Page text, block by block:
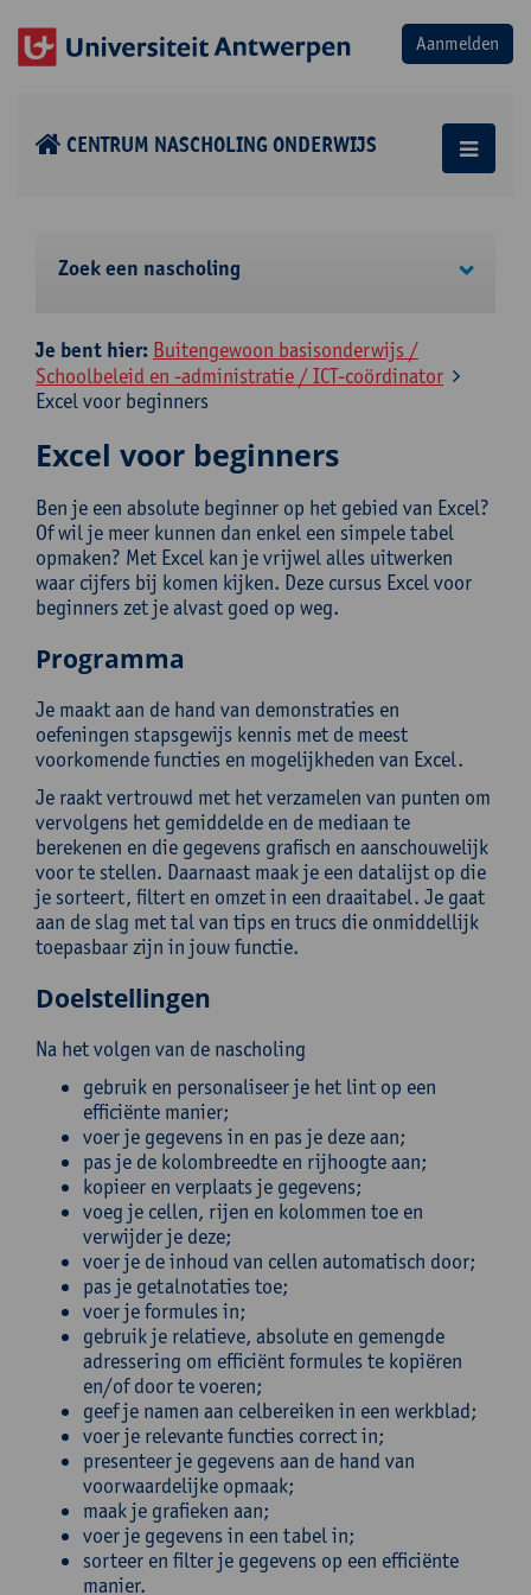
CENTRUM NASCHOLING ONDERWIJS
Zoek een nascholing
Je bent hier: Buitengewoon basisonderwijs /
Schoolbeleid en -administratie / ICT-coördinator
Excel voor beginners
Excel voor beginners
Ben je een absolute beginner op het gebied van Excel?
Of wil je meer kunnen dan enkel een simpele tabel
opmaken? Met Excel kan je vrijwel alles uitwerken
waar cijfers bij komen kijken. Deze cursus Excel voor
beginners zet je alvast goed op weg.
Programma
Je maakt aan de hand van demonstraties en
oefeningen stapsgewijs kennis met de meest
voorkomende functies en mogelijkheden van Excel.
Je raakt vertrouwd met het verzamelen van punten om
vervolgens het gemiddelde en de mediaan te
berekenen en die gegevens grafisch en aanschouwelijk
voor te stellen. Daarnaast maak je een datalijst op die
je sorteert, filtert en omzet in een draaitabel. Je gaat
aan de slag met tal van tips en trucs die onmiddellijk
toepasbaar zijn in jouw functie.
Doelstellingen
Na het volgen van de nascholing
gebruik en personaliseer je het lint op een
efficiënte manier;
voer je gegevens in en pas je deze aan;
pas je de kolombreedte en rijhoogte aan;
kopieer en verplaats je gegevens;
voeg je cellen, rijen en kolommen toe en
verwijder je deze;
voer je de inhoud van cellen automatisch door;
pas je getalnotaties toe;
voer je formules in;
gebruik je relatieve, absolute en gemengde
adressering om efficiënt formules te kopiëren
en/of door te voeren;
geef je namen aan celbereiken in een werkblad;
voer je relevante functies correct in;
presenteer je gegevens aan de hand van
voorwaardelijke opmaak;
maak je grafieken aan;
voer je gegevens in een tabel in;
sorteer en filter je gegevens op een efficiënte
manier.